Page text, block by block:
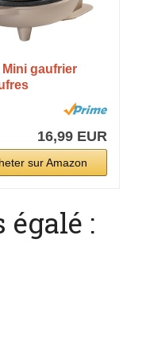
gaufrier
16,99 EUR
sur Amazon
: